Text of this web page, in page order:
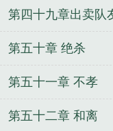
第四十九章出卖队
第五十章 绝杀
第五十一章 不孝
第五十二章 和离